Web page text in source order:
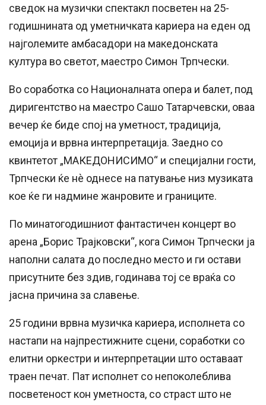
сведок на музички спектакл посветен на 25-
годишнината од уметничката кариера на еден од
најголемите амбасадори на македонската
култура во светот, маестро Симон Трпчески.
Во соработка со Националната опера и балет, под
диригентство на маестро Сашо Татарчевски, оваа
вечер ќе биде спој на уметност, традиција,
емоција и врвна интерпретација. Заедно со
квинтетот „МАКЕДОНИСИМО“ и специјални гости,
Трпчески ќе нè однесе на патување низ музиката
кое ќе ги надмине жанровите и границите.
По минатогодишниот фантастичен концерт во
арена „Борис Трајковски“, кога Симон Трпчески ја
наполни салата до последно место и ги остави
присутните без здив, годинава тој се враќа со
јасна причина за славење.
25 години врвна музичка кариера, исполнета со
настапи на најпрестижните сцени, соработки со
елитни оркестри и интерпретации што оставаат
траен печат. Пат исполнет со непоколеблива
посветеност кон уметноста, со страст што не